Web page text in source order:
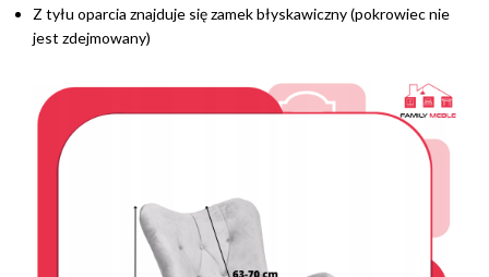
Z tyłu oparcia znajduje się zamek błyskawiczny (pokrowiec nie
jest zdejmowany)